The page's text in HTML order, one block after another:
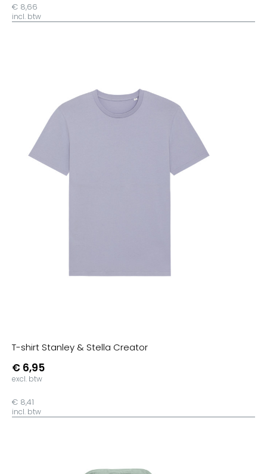
€ 8,66
incl. btw
T-shirt Stanley & Stella Creator
€ 6,95
excl. btw
€ 8,41
incl. btw